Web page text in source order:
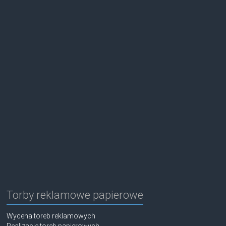
Torby reklamowe papierowe
Wycena toreb reklamowych